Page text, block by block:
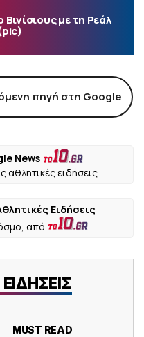
με τη Ρεάλ
πηγή στη Google
News
αθλητικές ειδήσεις
Ειδήσεις
από
MUST READ